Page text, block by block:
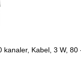
kanaler, Kabel, 3 W, 80